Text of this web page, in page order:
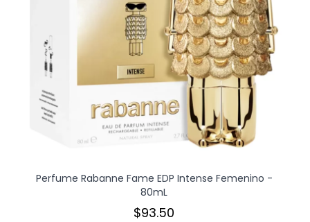
Perfume Rabanne Fame EDP Intense Femenino -
80mL
$93.50